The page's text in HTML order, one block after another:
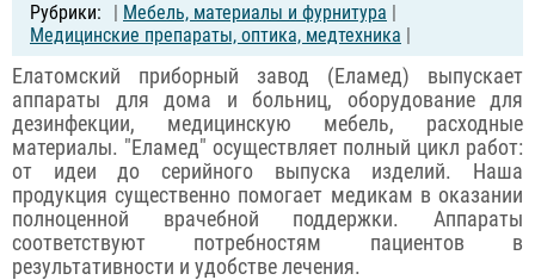
| Мебель, материалы и фурнитура |
Медицинские препараты, оптика, медтехника |
Елатомский приборный завод (Еламед) выпускает
аппараты для дома и больниц, оборудование для
дезинфекции, медицинскую мебель, расходные
материалы. "Еламед" осуществляет полный цикл работ:
от идеи до серийного выпуска изделий. Наша
продукция существенно помогает медикам в оказании
полноценной врачебной поддержки. Аппараты
соответствуют потребностям пациентов в
результативности и удобстве лечения.